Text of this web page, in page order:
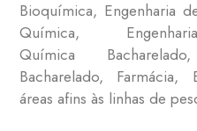
Bioquímica, Engenharia
Química,
Química
Bacharelado,
áreas afins às linhas de